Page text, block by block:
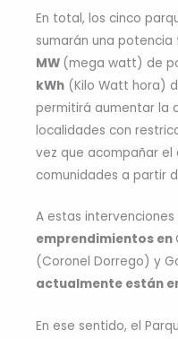
En total, los cinco
sumarán una
MW (mega watt) de
kWh (Kilo Watt hora)
permitirá aumentar la
localidades con
vez que acompañar el
comunidades a partir
A estas intervenciones
emprendimientos en
(Coronel Dorrego) y
actualmente están
En ese sentido, el